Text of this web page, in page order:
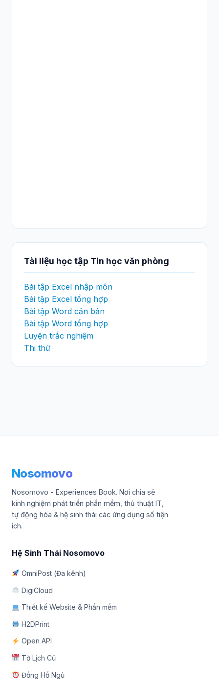
Tài liệu học tập Tin học văn phòng
Bài tập Excel nhập môn
Bài tập Excel tổng hợp
Bài tập Word căn bản
Bài tập Word tổng hợp
Luyện trắc nghiệm
Thi thử
Nosomovo
Nosomovo - Experiences Book. Nơi chia sẻ
kinh nghiệm phát triển phần mềm, thủ thuật IT,
tự động hóa & hệ sinh thái các ứng dụng số tiện
ích.
Hệ Sinh Thái Nosomovo
OmniPost (Đa kênh)
DigiCloud
Thiết kế Website & Phần mềm
H2DPrint
Open API
Tờ Lịch Cũ
Đồng Hồ Ngủ